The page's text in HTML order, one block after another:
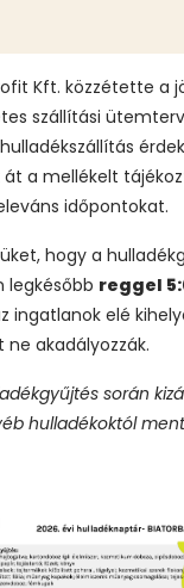
Kft. közzétette a
szállítási
a mellékelt
időpontokat.
hogy a
legkésőbb reggel
ingatlanok elé
akadályozzák.
során
hulladékoktól